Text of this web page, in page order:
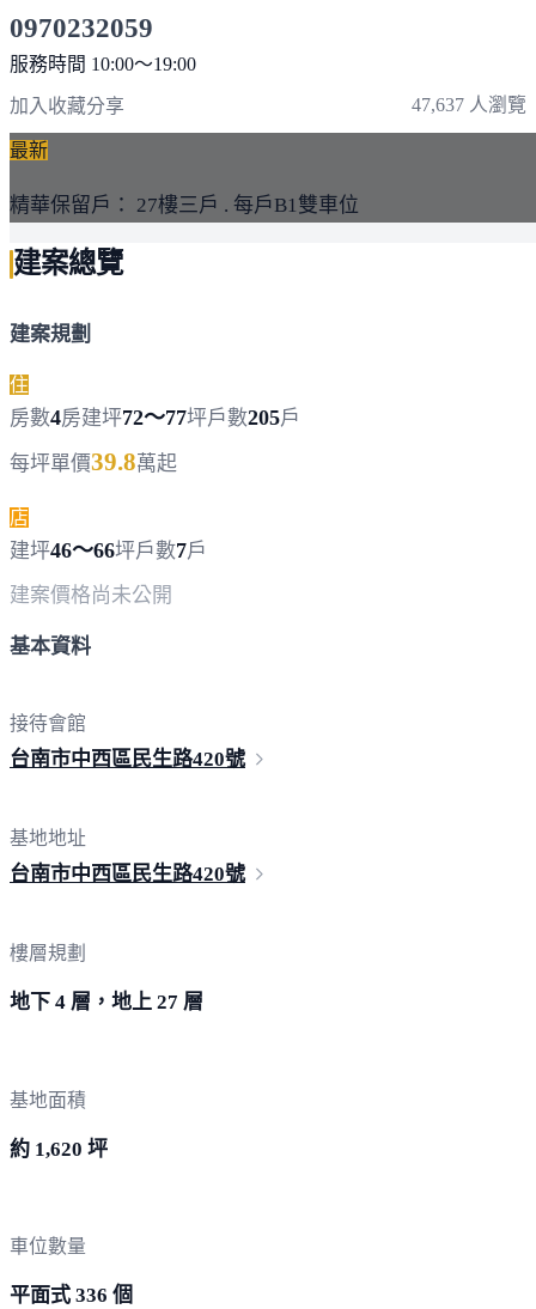
0970232059
服務時間 10:00～19:00
加入收藏分享 47,637 人瀏覽
最新
精華保留戶： 27樓三戶 . 每戶B1雙車位
建案總覽
建案規劃
住
房數4房建坪72～77坪戶數205戶
每坪單價39.8萬起
店
建坪46～66坪戶數7戶
建案價格尚未公開
基本資料
接待會館
台南市中西區民生路420號
基地地址
台南市中西區民生路420號
樓層規劃
地下 4 層，地上 27 層
基地面積
約 1,620 坪
車位數量
平面式 336 個